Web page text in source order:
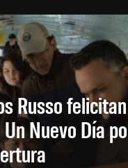
Russo
Nuevo Día